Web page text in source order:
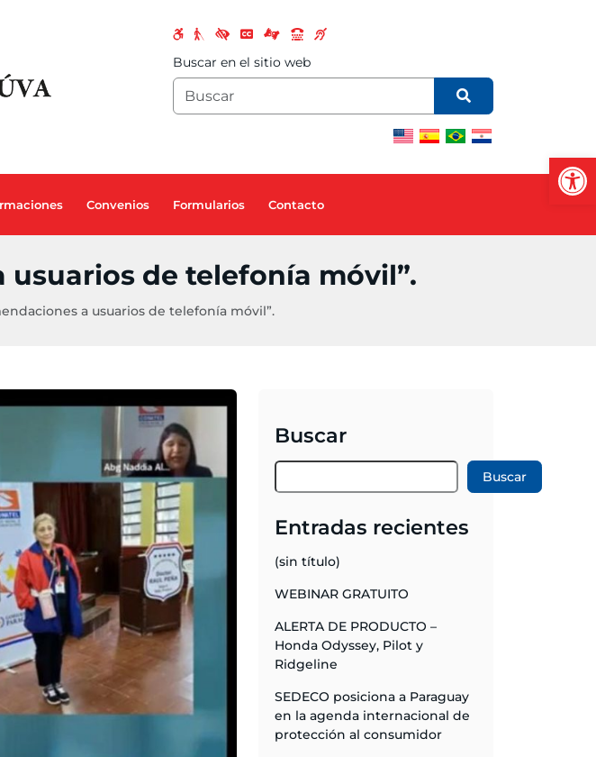
Buscar en el sitio web
Convenios Formularios Contacto
usuarios de telefonía móvil”.
a usuarios de telefonía móvil”.
Buscar
Buscar
Entradas recientes
(sin título)
WEBINAR GRATUITO
ALERTA DE PRODUCTO –
Honda Odyssey, Pilot y
Ridgeline
SEDECO posiciona a Paraguay
en la agenda internacional de
protección al consumidor